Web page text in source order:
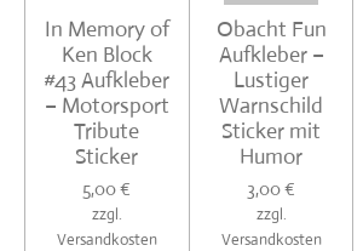
In Memory of
Ken Block
#43 Aufkleber
– Motorsport
Tribute
Sticker
5,00 €
zzgl.
Versandkosten
Obacht Fun
Aufkleber –
Lustiger
Warnschild
Sticker mit
Humor
3,00 €
zzgl.
Versandkosten